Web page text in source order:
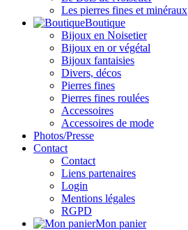
Les pierres fines et minéraux
Boutique
Bijoux en Noisetier
Bijoux en or végétal
Bijoux fantaisies
Divers, décos
Pierres fines
Pierres fines roulées
Accessoires
Accessoires de mode
Photos/Presse
Contact
Contact
Liens partenaires
Login
Mentions légales
RGPD
Mon panier